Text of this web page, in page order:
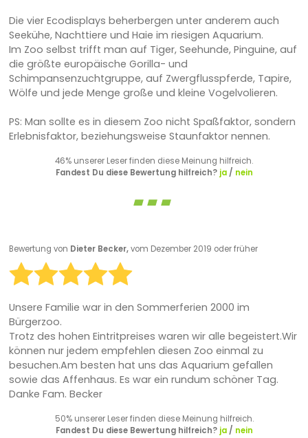
Die vier Ecodisplays beherbergen unter anderem auch
Seekühe, Nachttiere und Haie im riesigen Aquarium.
Im Zoo selbst trifft man auf Tiger, Seehunde, Pinguine, auf
die größte europäische Gorilla- und
Schimpansenzuchtgruppe, auf Zwergflusspferde, Tapire,
Wölfe und jede Menge große und kleine Vogelvolieren.
PS: Man sollte es in diesem Zoo nicht Spaßfaktor, sondern
Erlebnisfaktor, beziehungsweise Staunfaktor nennen.
46% unserer Leser finden diese Meinung hilfreich.
Fandest Du diese Bewertung hilfreich? ja/ nein
Bewertung von Dieter Becker,vom Dezember 2019 oder früher
Unsere Familie war in den Sommerferien 2000 im
Bürgerzoo.
Trotz des hohen Eintritpreises waren wir alle begeistert.Wir
können nur jedem empfehlen diesen Zoo einmal zu
besuchen.Am besten hat uns das Aquarium gefallen
sowie das Affenhaus. Es war ein rundum schöner Tag.
Danke Fam. Becker
50% unserer Leser finden diese Meinung hilfreich.
Fandest Du diese Bewertung hilfreich? ja/ nein